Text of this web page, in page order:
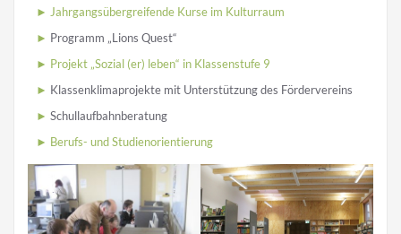
Jahrgangsübergreifende Kurse im Kulturraum
Programm „Lions Quest“
Projekt „Sozial (er) leben“ in Klassenstufe 9
Klassenklimaprojekte mit Unterstützung des Fördervereins
Schullaufbahnberatung
Berufs- und Studienorientierung